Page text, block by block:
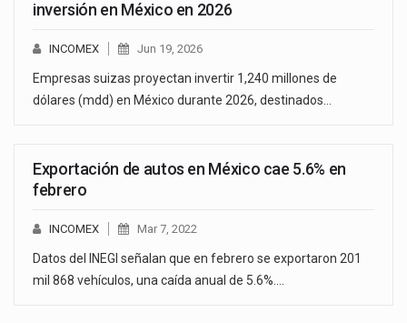
inversión en México en 2026
INCOMEX Jun 19, 2026
Empresas suizas proyectan invertir 1,240 millones de
dólares (mdd) en México durante 2026, destinados…
Exportación de autos en México cae 5.6% en
febrero
INCOMEX Mar 7, 2022
Datos del INEGI señalan que en febrero se exportaron 201
mil 868 vehículos, una caída anual de 5.6%.…